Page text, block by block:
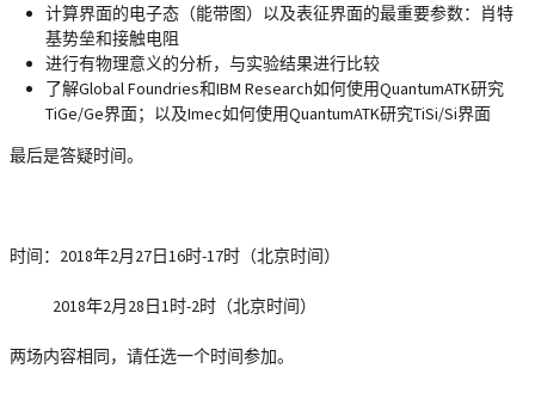
计算界面的电子态（能带图）以及表征界面的最重要参数：肖特
基势垒和接触电阻
进行有物理意义的分析，与实验结果进行比较
了解Global Foundries和IBM Research如何使用QuantumATK研究
TiGe/Ge界面；以及Imec如何使用QuantumATK研究TiSi/Si界面
最后是答疑时间。
时间： 2018年2月27日16时-17时（北京时间）
2018年2月28日1时-2时（北京时间）
两场内容相同，请任选一个时间参加。